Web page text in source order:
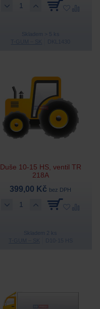
Skladem > 5 ks
Duše 10-15 HS, ventil TR
218A
399,00 Kč bez DPH
Skladem 2 ks